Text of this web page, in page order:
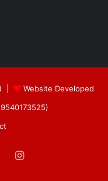
|
Website Developed
YouTubeInstagram